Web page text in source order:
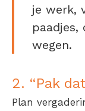
je werk,
wegen.
2. “Pak
Plan